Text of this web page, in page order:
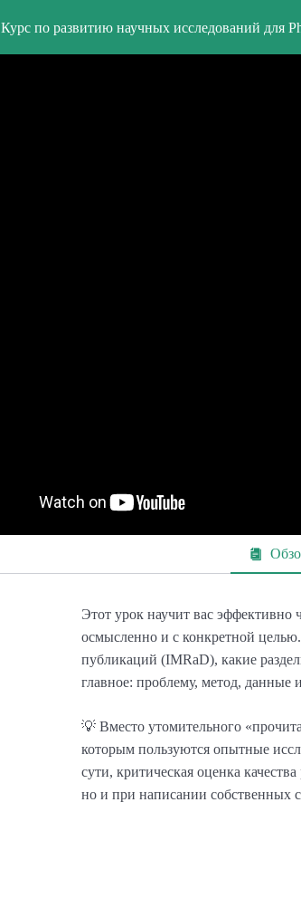
Курс по развитию научных исследований для
Этот урок научит вас эффективно
осмысленно и с конкретной
публикаций (IMRaD), какие
главное: проблему, метод, данные
💡 Вместо утомительного
которым пользуются опытные
сути, критическая оценка
но и при написании собственных